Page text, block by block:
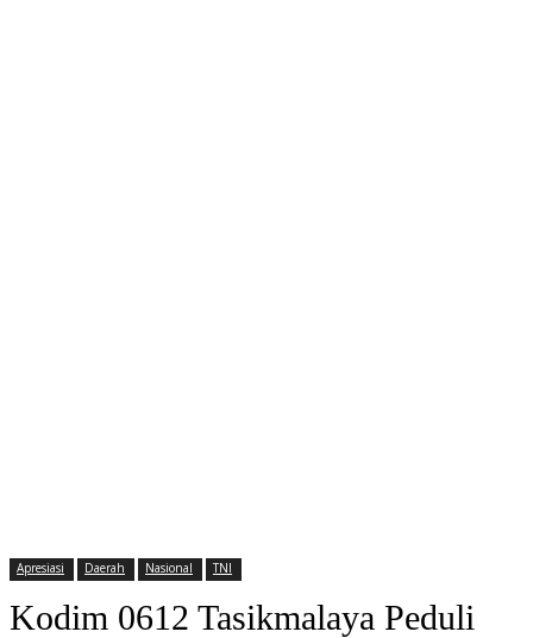
Apresiasi Daerah Nasional TNI
Kodim 0612 Tasikmalaya Peduli